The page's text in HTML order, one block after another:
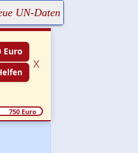
stellen Gaza-
Euro
x
750 Euro